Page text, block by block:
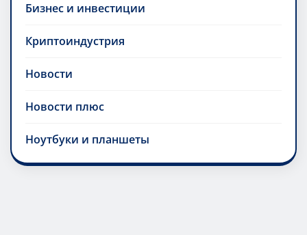
Бизнес и инвестиции
Криптоиндустрия
Новости
Новости плюс
Ноутбуки и планшеты